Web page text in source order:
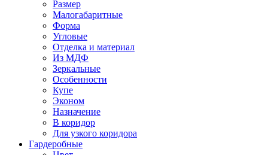
Размер
Малогабаритные
Форма
Угловые
Отделка и материал
Из МДФ
Зеркальные
Особенности
Купе
Эконом
Назначение
В коридор
Для узкого коридора
Гардеробные